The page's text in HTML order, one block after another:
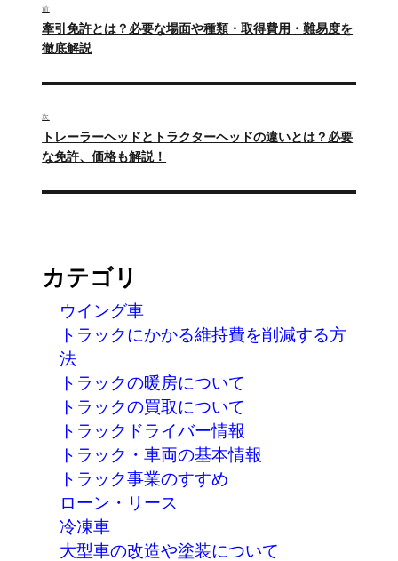
稿
ナ
ビ
ゲ
ー
シ
ョ
前
過
去
投
牽引免許とは？必要な場面や種類・取得費用・難易度を
徹底解説
次
次
の
稿:
トレーラーヘッドとトラクターヘッドの違いとは？必要
な免許、価格も解説！
カテゴリ
ウイング車
トラックにかかる維持費を削減する方
法
トラックの暖房について
トラックの買取について
トラックドライバー情報
トラック・車両の基本情報
トラック事業のすすめ
ローン・リース
冷凍車
大型車の改造や塗装について